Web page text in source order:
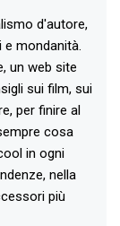
d'autore,
e mondanità.
un web site
sui film, sui
per finire al
cosa
in ogni
nella
più